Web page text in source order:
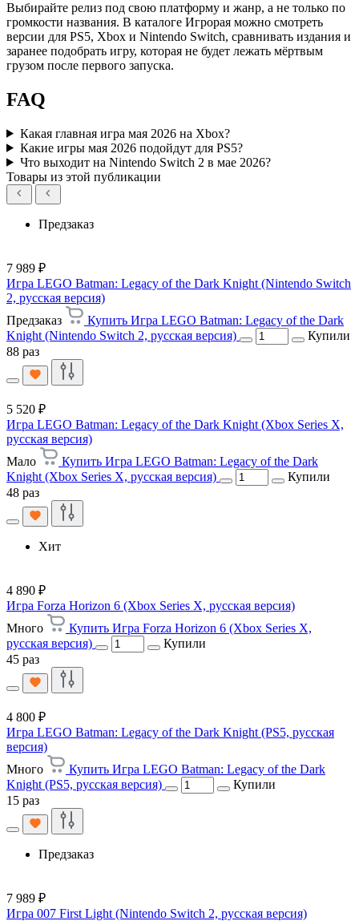
Выбирайте релиз под свою платформу и жанр, а не только по
громкости названия. В каталоге Игрорая можно смотреть
версии для PS5, Xbox и Nintendo Switch, сравнивать издания и
заранее подобрать игру, которая не будет лежать мёртвым
грузом после первого запуска.
FAQ
Какая главная игра мая 2026 на Xbox?
Какие игры мая 2026 подойдут для PS5?
Что выходит на Nintendo Switch 2 в мае 2026?
Товары из этой публикации
Предзаказ
7 989 ₽
Игра LEGO Batman: Legacy of the Dark Knight (Nintendo Switch
2, русская версия)
Предзаказ
Купить Игра LEGO Batman: Legacy of the Dark
Knight (Nintendo Switch 2, русская версия)
Купили
88 раз
5 520 ₽
Игра LEGO Batman: Legacy of the Dark Knight (Xbox Series X,
русская версия)
Мало
Купить Игра LEGO Batman: Legacy of the Dark
Knight (Xbox Series X, русская версия)
Купили
48 раз
Хит
4 890 ₽
Игра Forza Horizon 6 (Xbox Series X, русская версия)
Много
Купить Игра Forza Horizon 6 (Xbox Series X,
русская версия)
Купили
45 раз
4 800 ₽
Игра LEGO Batman: Legacy of the Dark Knight (PS5, русская
версия)
Много
Купить Игра LEGO Batman: Legacy of the Dark
Knight (PS5, русская версия)
Купили
15 раз
Предзаказ
7 989 ₽
Игра 007 First Light (Nintendo Switch 2, русская версия)